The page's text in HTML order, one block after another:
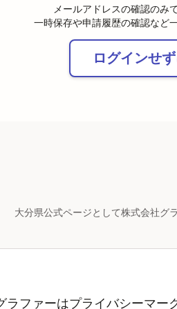
メールアドレスの確認のみ
一時保存や申請履歴の確認など
ログインせ
大分県公式ページとして株式会社グ
ラファーはプライバシーマー